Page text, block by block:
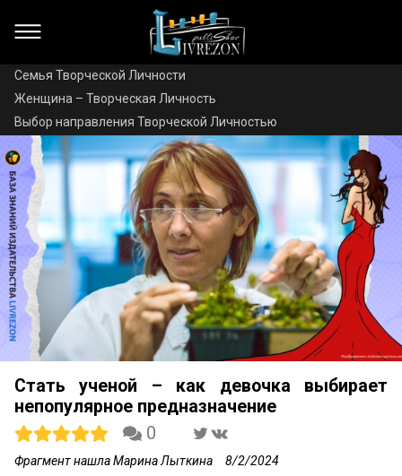
Семья Творческой Личности
Женщина – Творческая Личность
Выбор направления Творческой Личностью
Стать ученой – как девочка выбирает
непопулярное предназначение
0
Фрагмент нашла Марина Лыткина 8/2/2024